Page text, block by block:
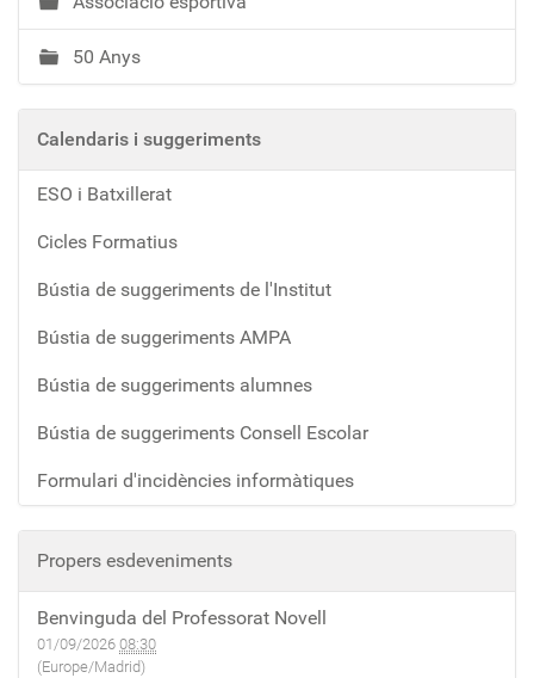
50 Anys
Calendaris i suggeriments
ESO i Batxillerat
Cicles Formatius
Bústia de suggeriments de l'Institut
Bústia de suggeriments AMPA
Bústia de suggeriments alumnes
Bústia de suggeriments Consell Escolar
Formulari d'incidències informàtiques
Propers esdeveniments
Benvinguda del Professorat Novell
01/09/2026 08:30
(Europe/Madrid)